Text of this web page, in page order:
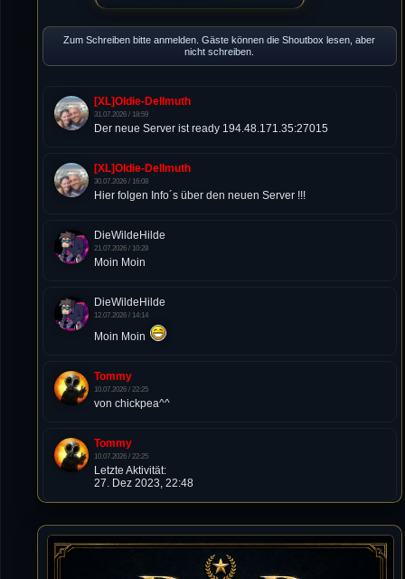
Zum Schreiben bitte anmelden. Gäste können die Shoutbox lesen, aber
nicht schreiben.
[XL]Oldie-Dellmuth
31.07.2026 / 18:59
Der neue Server ist ready 194.48.171.35:27015
[XL]Oldie-Dellmuth
30.07.2026 / 16:08
Hier folgen Info´s über den neuen Server !!!
DieWildeHilde
21.07.2026 / 10:28
Moin Moin
DieWildeHilde
12.07.2026 / 14:14
Moin Moin
Tommy
10.07.2026 / 22:25
von chickpea^^
Tommy
10.07.2026 / 22:25
Letzte Aktivität:
27. Dez 2023, 22:48
DieWildeHilde
10.07.2026 / 12:48
Happy Birthday Chickpea